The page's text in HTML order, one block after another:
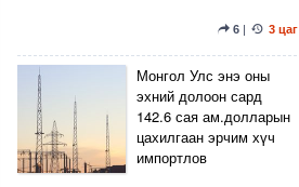
6| 3 цаг
Монгол Улс энэ оны
эхний долоон сард
142.6 сая ам.долларын
цахилгаан эрчим хүч
импортлов